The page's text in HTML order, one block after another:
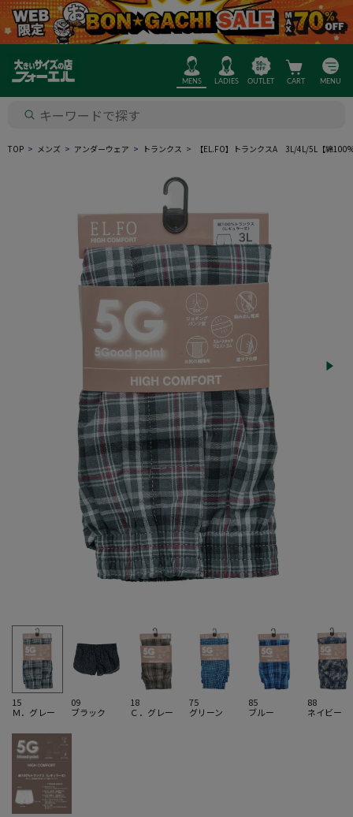
MENS LADIES OUTLET CART MENU
TOP メンズ アンダーウェア トランクス 【EL.FO】トランクスA 3L/4L/5L【綿
15
Ｍ．グレー
09
ブラック
18
Ｃ．グレー
75
グリーン
85
ブルー
88
ネイビー